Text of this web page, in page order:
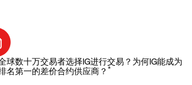
球数十万交易者选择IG进行交易？为何IG能成为
名第一的差价合约供应商？*